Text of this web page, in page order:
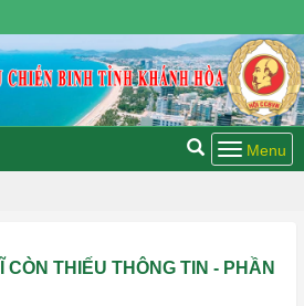
GMT+7
CÒN THIẾU THÔNG TIN - PHẦN